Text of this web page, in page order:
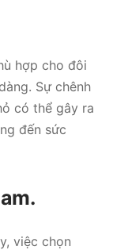
hợp cho đôi
Sự chênh
có thể gây ra
đến sức
việc chọn